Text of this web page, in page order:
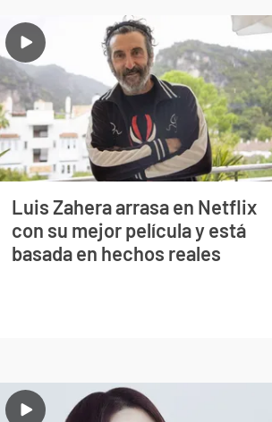
Luis Zahera arrasa en Netflix
con su mejor película y está
basada en hechos reales